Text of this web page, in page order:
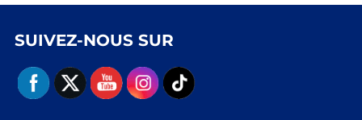
SUIVEZ-NOUS SUR